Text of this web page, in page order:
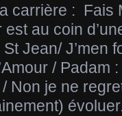
carrière : Fais
au coin
Jean/ J’men
/ Padam
Non je ne